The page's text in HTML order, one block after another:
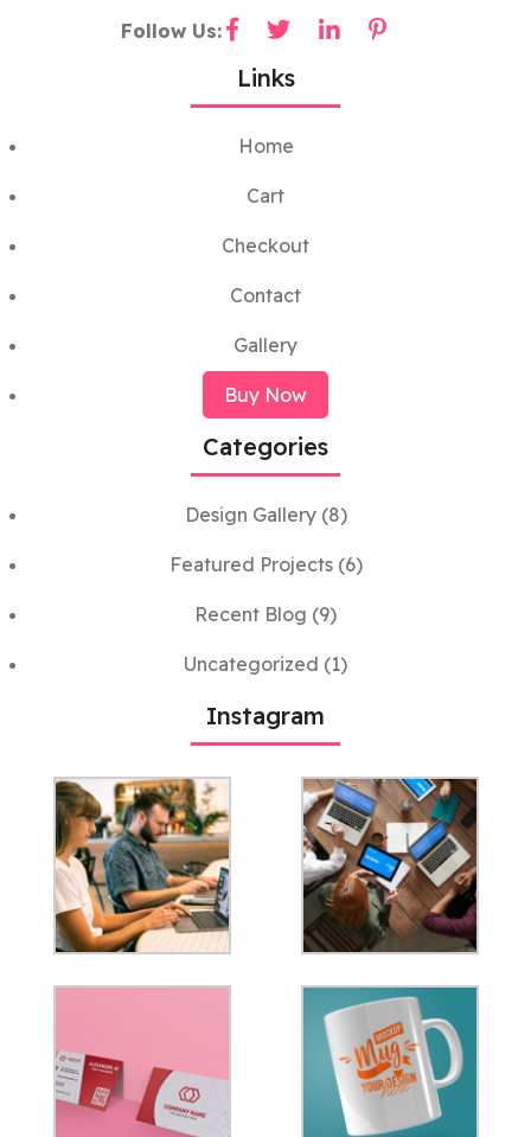
Follow Us:
Links
Home
Cart
Checkout
Contact
Gallery
Buy Now
Categories
Design Gallery(8)
Featured Projects(6)
Recent Blog (9)
Uncategorized (1)
Instagram